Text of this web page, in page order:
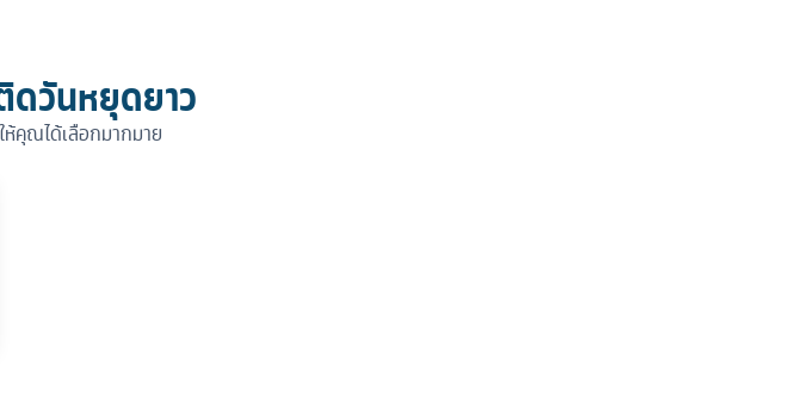
ดวันหยุดยาว
คุณได้เลือกมากมาย